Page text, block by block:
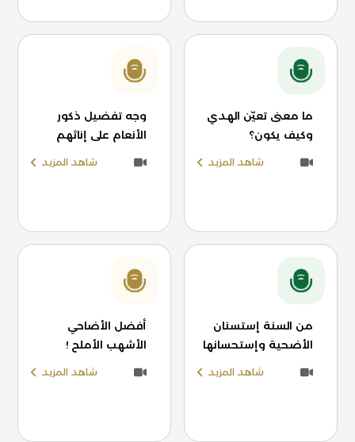
ما معنى تعيّن الهدي
وكيف يكون؟
شاهد المزيد
وجه تفضيل ذكور
الأنعام على إناثهم
شاهد المزيد
من السنة إستسنان
الأضحية وإستحسانها
شاهد المزيد
أفضل الأضاحي
الأشهب الأملح !
شاهد المزيد